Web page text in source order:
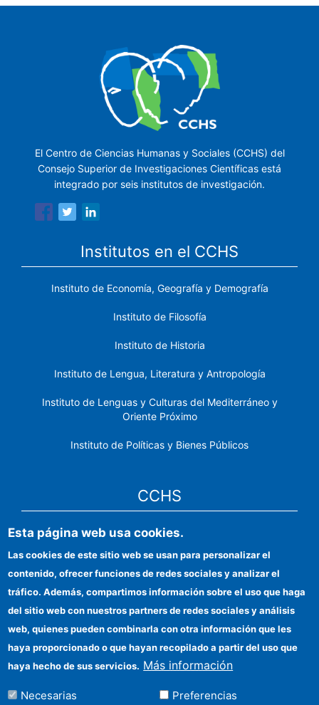
El Centro de Ciencias Humanas y Sociales (CCHS) del
Consejo Superior de Investigaciones Científicas está
integrado por seis institutos de investigación.
Institutos en el CCHS
Instituto de Economía, Geografía y Demografía
Instituto de Filosofía
Instituto de Historia
Instituto de Lengua, Literatura y Antropología
Instituto de Lenguas y Culturas del Mediterráneo y
Oriente Próximo
Instituto de Políticas y Bienes Públicos
CCHS
Sede electrónica CSIC
Identidad institucional
Información para proveedores
Ayudas FEDER
Organismos financiadores
Contacto
Esta página web usa cookies.
Las cookies de este sitio web se usan para personalizar el
contenido, ofrecer funciones de redes sociales y analizar el
tráfico. Además, compartimos información sobre el uso que haga
del sitio web con nuestros partners de redes sociales y análisis
web, quienes pueden combinarla con otra información que les
haya proporcionado o que hayan recopilado a partir del uso que
haya hecho de sus servicios. Más información
Necesarias Preferencias